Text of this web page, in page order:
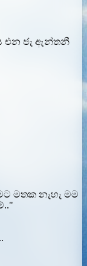
එන ජැ ඇන්තනී
මතක නැහැ මම